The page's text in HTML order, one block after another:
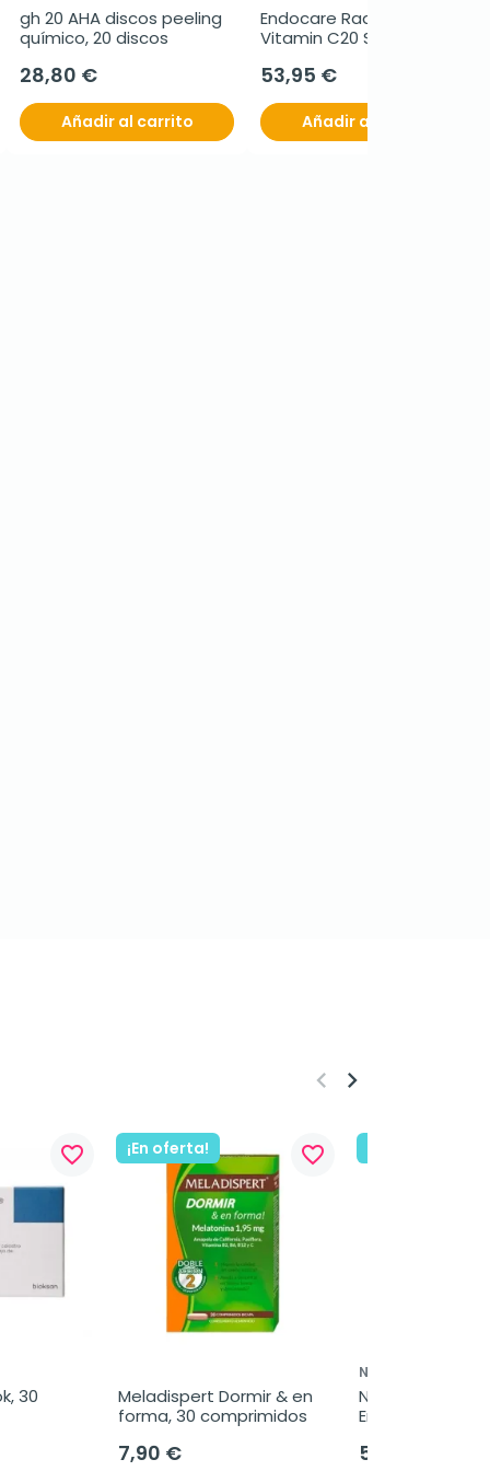
gh 20 AHA discos peeling
químico, 20 discos
28,80 €
Añadir al carrito
Endocare Radiance
Vitamin C20 Serum, 30 ml
53,95 €
Añadir al carrito
favorite_border
30
¡En oferta! favorite_border
Meladispert Dormir & en
forma, 30 comprimidos
7,90 €
NEORETIN
Neoretin
Emulsion, 30 ml
50,95 €
keyboard_arrow_left keyboard_arrow_right